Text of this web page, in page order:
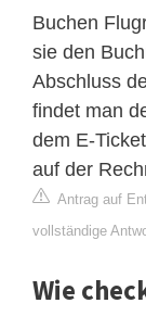
Buchen
sie den
Abschluss
findet man
dem E-
auf der
Antrag auf
vollständige
Wie